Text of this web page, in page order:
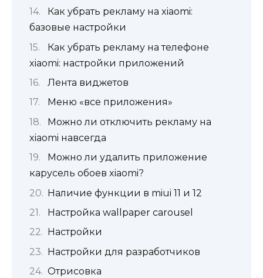
Как убрать рекламу на xiaomi:
базовые настройки
Как убрать рекламу на телефоне
xiaomi: настройки приложений
Лента виджетов
Меню «все приложения»
Можно ли отключить рекламу на
xiaomi навсегда
Можно ли удалить приложение
карусель обоев xiaomi?
Наличие функции в miui 11 и 12
Настройка wallpaper carousel
Настройки
Настройки для разработчиков
Отрисовка